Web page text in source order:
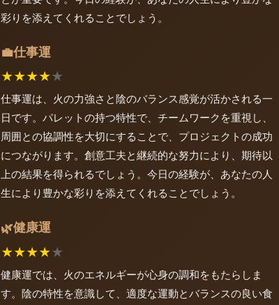
彩りを添えてくれることでしょう。
💼仕事運
★★★★★
仕事運は、火の力強さと陰のバランス感覚が活かされる一
日です。パレットの持つ特性で、チームワークを重視し、
周囲との協調性を大切にすることで、プロジェクトの成功
につながります。創意工夫と継続的な努力により、期待以
上の結果を得られるでしょう。今日の経験が、あなたの人
生により豊かな彩りを添えてくれることでしょう。
🌿健康運
★★★★★
健康運では、火のエネルギーが心身の調和をもたらしま
す。陰の特性を意識して、適度な運動とバランスの良い食